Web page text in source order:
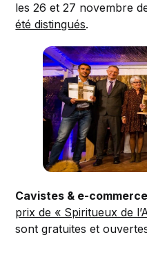
les 26 et 27 novembre
été distingués.
Cavistes & e-commerce
prix de « Spiritueux de
sont gratuites et